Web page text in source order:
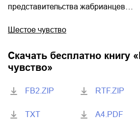
представительства жабрианцев…
Шестое чувство
Скачать бесплатно книгу «
чувство»
FB2.ZIP
TXT
RTF.ZIP
A4.PDF